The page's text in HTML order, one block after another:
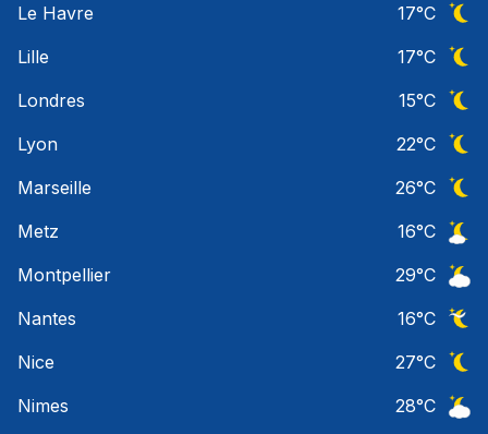
Le Havre
17°C
Lille
17°C
Londres
15°C
Lyon
22°C
Marseille
26°C
Metz
16°C
Montpellier
29°C
Nantes
16°C
Nice
27°C
Nimes
28°C